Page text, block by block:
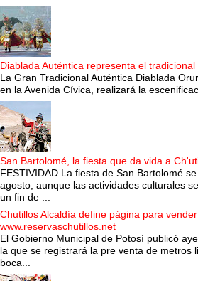
Diablada Auténtica representa el
La Gran Tradicional Auténtica Diablada
en la Avenida Cívica, realizará la
San Bartolomé, la fiesta que da vida a
FESTIVIDAD La fiesta de San Bartolomé
agosto, aunque las actividades culturales
un fin de ...
Chutillos Alcaldía define página para
www.reservaschutillos.net
El Gobierno Municipal de Potosí publicó
la que se registrará la pre venta de metros
boca...